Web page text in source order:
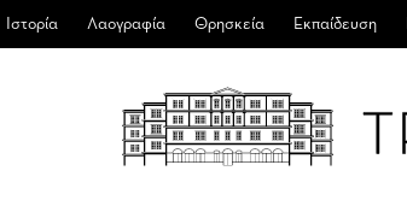
Ιστορία Λαογραφία Θρησκεία Εκπαίδευση